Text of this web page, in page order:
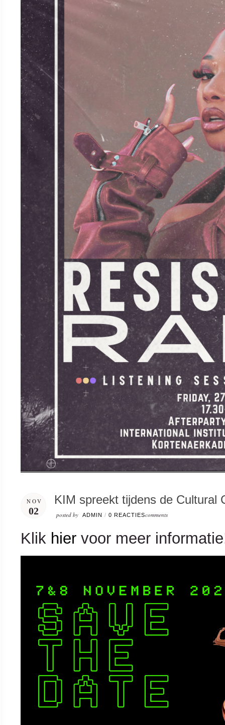
NOV
02
KIM spreekt tijdens de Cultural
posted by ADMIN / 0 REACTIEScomments
Klik hier voor meer